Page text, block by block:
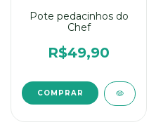
Pote pedacinhos do
Chef
R$49,90